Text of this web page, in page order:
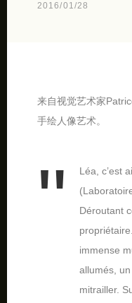
2016/01/28
来自视觉艺术家
手绘人像艺术。
Léa, c’est
Déroutant
immense
allumés,
mitrailler.